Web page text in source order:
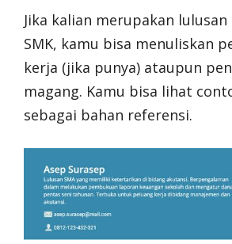
Jika kalian merupakan lulusan
SMK, kamu bisa menuliskan
kerja (jika punya) ataupun
magang. Kamu bisa lihat
sebagai bahan referensi.